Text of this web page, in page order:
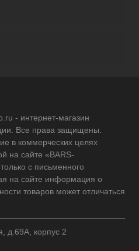
- интернет-магазин
Все права защищены.
в коммерческих целях
на сайте «BARS-
с письменного
на сайте информация о
товаров может отличаться
д.69А, корпус 2